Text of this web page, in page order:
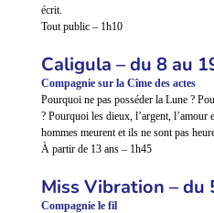
écrit.
Tout public – 1h10
Caligula – du 8 au
Compagnie sur la Cîme des actes
Pourquoi ne pas posséder la Lune ?
? Pourquoi les dieux, l’argent, l’amour
hommes meurent et ils ne sont pas
À partir de 13 ans – 1h45
Miss Vibration – du
Compagnie le fil